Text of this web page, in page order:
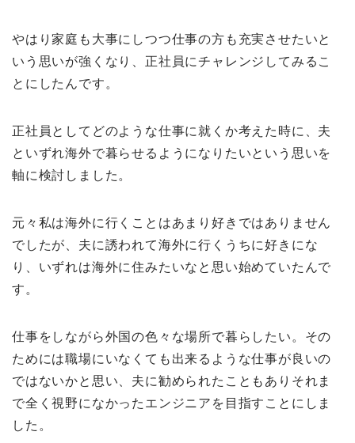
やはり家庭も大事にしつつ仕事の方も充実させたいと
いう思いが強くなり、正社員にチャレンジしてみるこ
とにしたんです。
正社員としてどのような仕事に就くか考えた時に、夫
といずれ海外で暮らせるようになりたいという思いを
軸に検討しました。
元々私は海外に行くことはあまり好きではありません
でしたが、夫に誘われて海外に行くうちに好きにな
り、いずれは海外に住みたいなと思い始めていたんで
す。
仕事をしながら外国の色々な場所で暮らしたい。その
ためには職場にいなくても出来るような仕事が良いの
ではないかと思い、夫に勧められたこともありそれま
で全く視野になかったエンジニアを目指すことにしま
した。